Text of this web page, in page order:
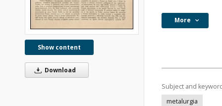
Show content
Download
More
Subject and
metalurgia